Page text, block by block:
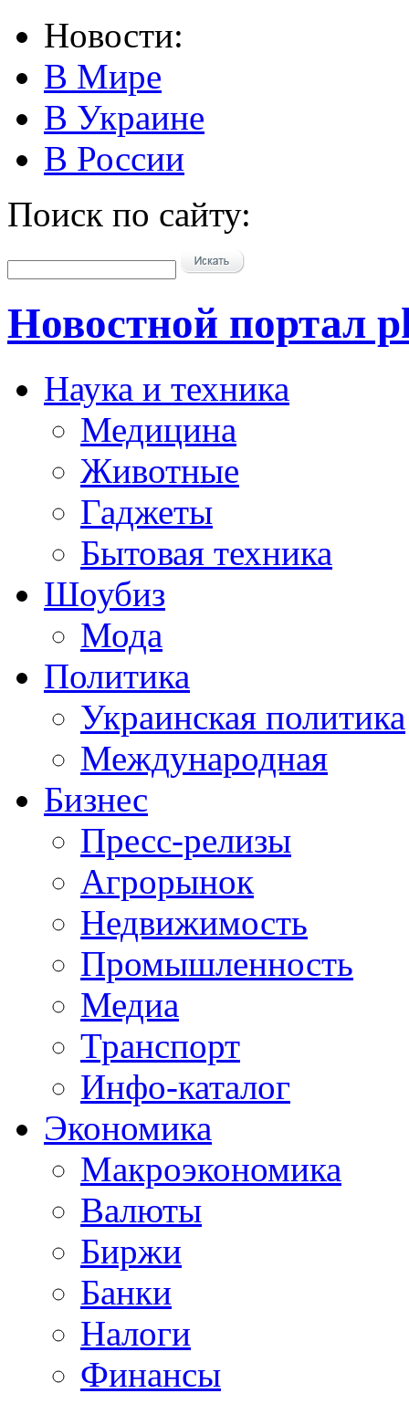
Новости:
В Мире
В Украине
В России
Поиск по сайту:
Новостной портал
Наука и техника
Медицина
Животные
Гаджеты
Бытовая техника
Шоубиз
Мода
Политика
Украинская политика
Международная
Бизнес
Пресс-релизы
Агрорынок
Недвижимость
Промышленность
Медиа
Транспорт
Инфо-каталог
Экономика
Макроэкономика
Валюты
Биржи
Банки
Налоги
Финансы